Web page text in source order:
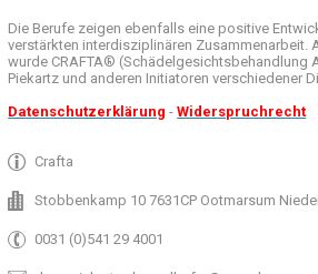
Die Berufe zeigen ebenfalls eine positive
verstärkten interdisziplinären Zusammenarbeit.
wurde CRAFTA® (Schädelgesichtsbehandlung
Piekartz und anderen Initiatoren verschiedener
Datenschutzerklärung -Widerspruchrecht
Crafta
Stobbenkamp 10 7631CP Ootmarsum
0031 (0)541 29 4001